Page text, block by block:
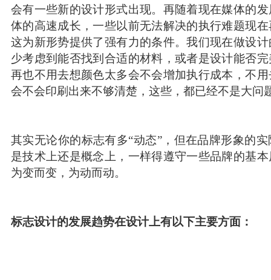
会有一些新的设计形式出现。再随着现在媒体的
体的高速成长，一些以前无法解决的执行难题现
这为新形势提供了强有力的条件。我们现在做设
少考虑到能否找到合适的材料，或者是设计能否
再也不用去想颜色太多会不会增加执行成本，不
会不会印刷出来不够清楚，这些，都已经不是大问
其实无论你的标志有多“动态”，但在品牌形象的
是技术上还是概念上，一样得遵守一些品牌的基
为变而变，为动而动。
标志设计的发展趋势在设计上有以下主要方面：